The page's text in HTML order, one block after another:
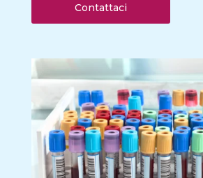
Contattaci